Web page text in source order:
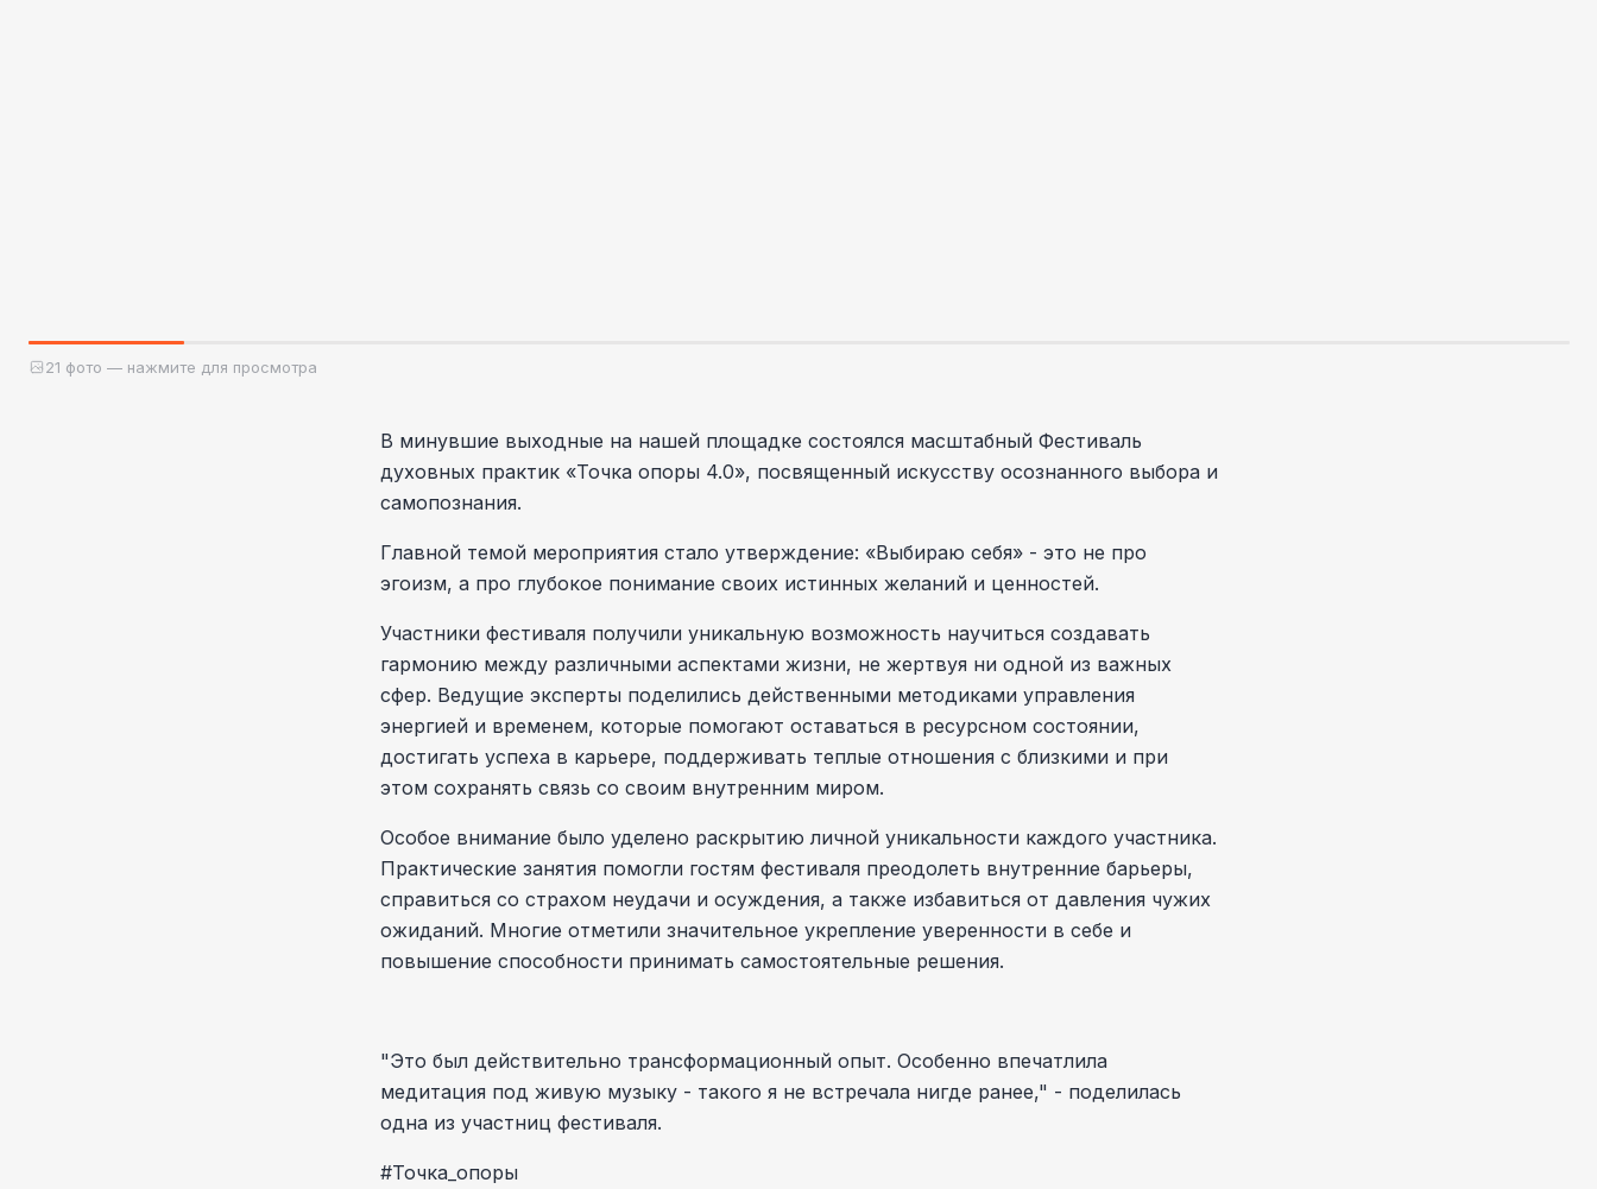
21 фото — нажмите для просмотра
В минувшие выходные на нашей площадке состоялся масштабный Фестиваль
духовных практик «Точка опоры 4.0», посвященный искусству осознанного выбора и
самопознания.
Главной темой мероприятия стало утверждение: «Выбираю себя» - это не про
эгоизм, а про глубокое понимание своих истинных желаний и ценностей.
Участники фестиваля получили уникальную возможность научиться создавать
гармонию между различными аспектами жизни, не жертвуя ни одной из важных
сфер. Ведущие эксперты поделились действенными методиками управления
энергией и временем, которые помогают оставаться в ресурсном состоянии,
достигать успеха в карьере, поддерживать теплые отношения с близкими и при
этом сохранять связь со своим внутренним миром.
Особое внимание было уделено раскрытию личной уникальности каждого участника.
Практические занятия помогли гостям фестиваля преодолеть внутренние барьеры,
справиться со страхом неудачи и осуждения, а также избавиться от давления чужих
ожиданий. Многие отметили значительное укрепление уверенности в себе и
повышение способности принимать самостоятельные решения.
"Это был действительно трансформационный опыт. Особенно впечатлила
медитация под живую музыку - такого я не встречала нигде ранее," - поделилась
одна из участниц фестиваля.
#Точка_опоры